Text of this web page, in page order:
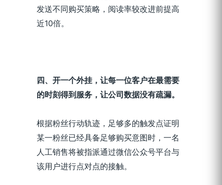
发送不同购买策略，阅读率较改进前提高
近10倍。
四、开一个外挂，让每一位客户在最需要
的时刻得到服务，让公司数据没有疏漏。
根据粉丝行动轨迹，足够多的触发点证明
某一粉丝已经具备足够购买意图时，一名
人工销售将被指派通过微信公众号平台与
该用户进行点对点的接触。